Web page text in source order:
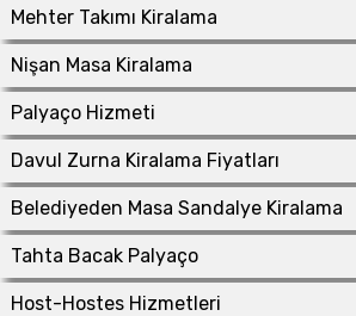
Mehter Takımı Kiralama
Nişan Masa Kiralama
Palyaço Hizmeti
Davul Zurna Kiralama Fiyatları
Belediyeden Masa Sandalye Kiralama
Tahta Bacak Palyaço
Host-Hostes Hizmetleri